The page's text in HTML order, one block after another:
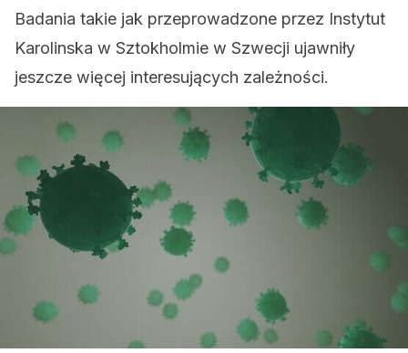
Badania takie jak przeprowadzone przez Instytut
Karolinska w Sztokholmie w Szwecji ujawniły
jeszcze więcej interesujących zależności.